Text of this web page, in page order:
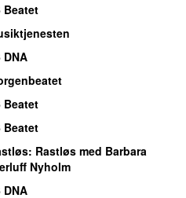
Beatet
DNA
Beatet
Beatet
: Rastløs med Barbara
Nyholm
DNA